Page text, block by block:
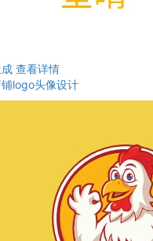
查看详情
logo头像设计